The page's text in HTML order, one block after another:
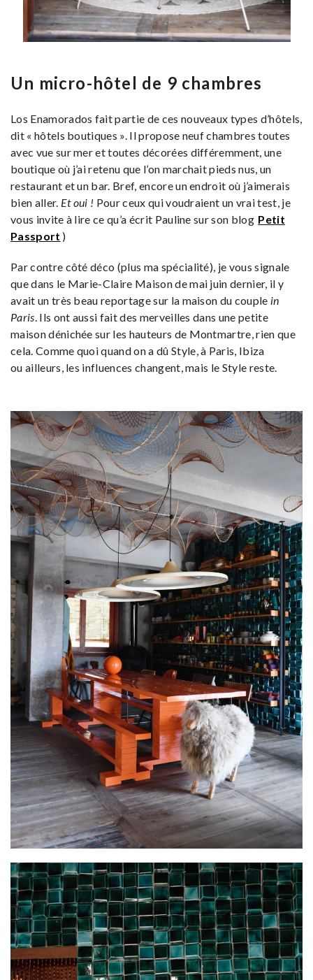
Un micro-hôtel de 9 chambres
Los Enamorados fait partie de ces nouveaux types d’hôtels,
dit « hôtels boutiques ». Il propose neuf chambres toutes
avec vue sur mer et toutes décorées différemment, une
boutique où j’ai retenu que l’on marchait pieds nus, un
restaurant et un bar. Bref, encore un endroit où j’aimerais
bien aller. Et oui ! Pour ceux qui voudraient un vrai test, je
vous invite à lire ce qu’a écrit Pauline sur son blog Petit
Passport )
Par contre côté déco (plus ma spécialité), je vous signale
que dans le Marie-Claire Maison de mai juin dernier, il y
avait un très beau reportage sur la maison du couple in
Paris . Ils ont aussi fait des merveilles dans une petite
maison dénichée sur les hauteurs de Montmartre, rien que
cela. Comme quoi quand on a dû Style, à Paris, Ibiza
ou ailleurs, les influences changent, mais le Style reste.